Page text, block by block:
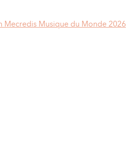
Mecredis Musique du Monde 2026